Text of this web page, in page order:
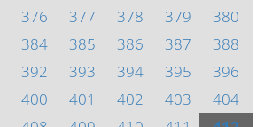
376 377 378 379
380
384 385 386 387
388
392 393 394 395
396
400 401 402 403
404